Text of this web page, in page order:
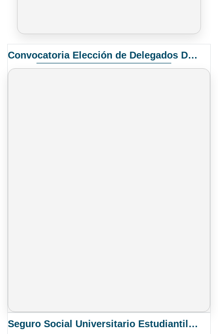
Convocatoria Elección de Delegados Docentes para el XIV Congreso Nacional de Universidades
Seguro Social Universitario Estudiantil SSUE